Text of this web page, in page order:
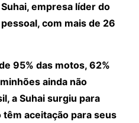
empresa líder do
com mais de 26
95% das motos, 62%
ainda não
a Suhai surgiu para
aceitação para seus